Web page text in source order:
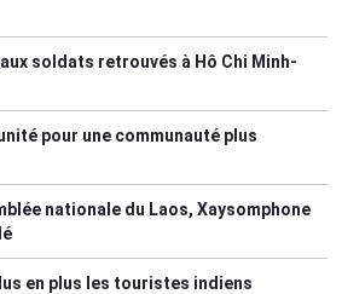
soldats retrouvés à Hô Chi Minh-
pour une communauté plus
nationale du Laos, Xaysomphone
en plus les touristes indiens